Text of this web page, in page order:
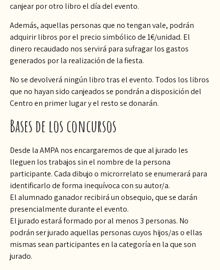
canjear por otro libro el día del evento.
Además, aquellas personas que no tengan vale, podrán
adquirir libros por el precio simbólico de 1€/unidad. El
dinero recaudado nos servirá para sufragar los gastos
generados por la realización de la fiesta.
No se devolverá ningún libro tras el evento. Todos los libros
que no hayan sido canjeados se pondrán a disposición del
Centro en primer lugar y el resto se donarán.
Bases de los concursos
Desde la AMPA nos encargaremos de que al jurado les
lleguen los trabajos sin el nombre de la persona
participante. Cada dibujo o microrrelato se enumerará para
identificarlo de forma inequívoca con su autor/a.
El alumnado ganador recibirá un obsequio, que se darán
presencialmente durante el evento.
El jurado estará formado por al menos 3 personas. No
podrán ser jurado aquellas personas cuyos hijos/as o ellas
mismas sean participantes en la categoría en la que son
jurado.